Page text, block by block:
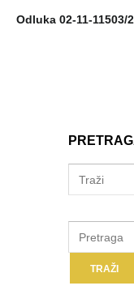
Odluka 02-11-11503/